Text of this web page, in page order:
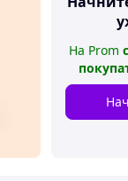
На Prom